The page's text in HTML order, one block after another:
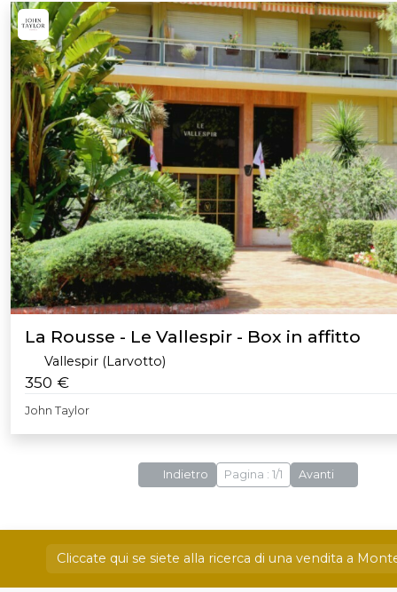
La Rousse - Le Vallespir - Box in affitto
Vallespir (Larvotto)
350 €
John Taylor
Indietro Pagina : 1/1 Avanti
Cliccate qui se siete alla ricerca di una vendita a